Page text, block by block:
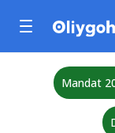
Mandat